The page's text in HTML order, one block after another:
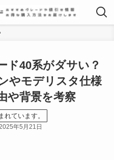
ド40系がダサい？
やモデリスタ仕様
や背景を考察
ています。
2025年5月21日